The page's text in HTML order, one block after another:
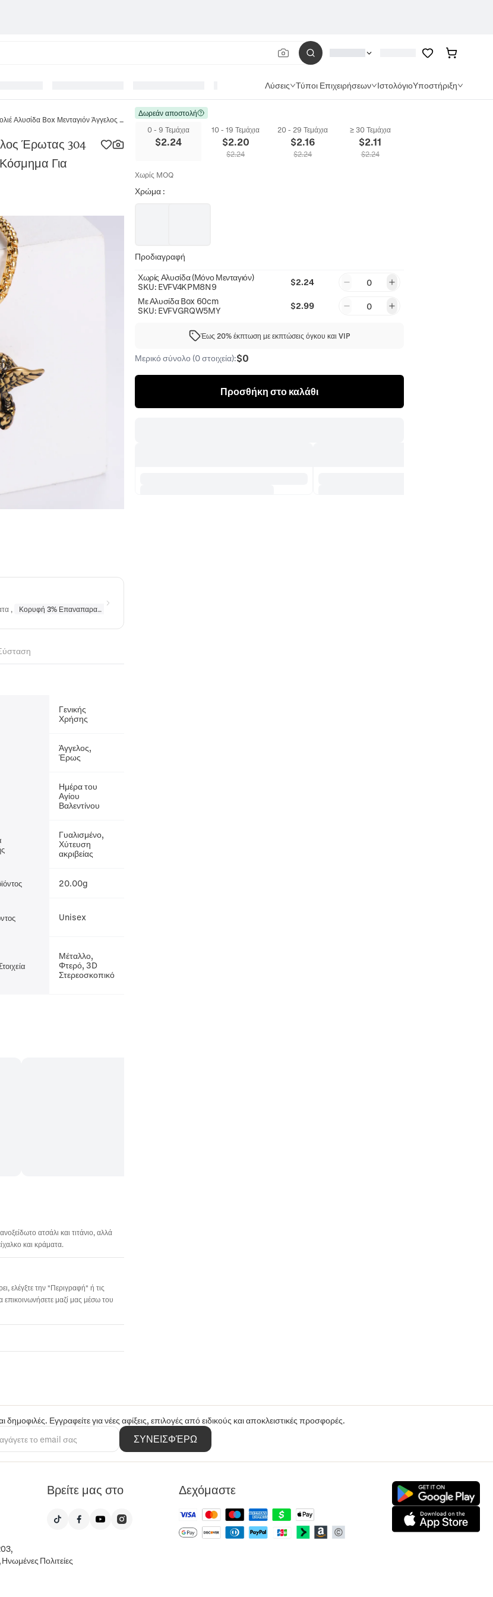
Λύσεις Τύποι Επιχειρήσεων ΙστολόγιοΥποστήριξη
Ρετρό Κολιέ Αλυσίδα Box Μενταγιόν Άγγελος Έρωτας 304 Ανοξείδωτο Ατσάλι Τρισδιάστατο Γλυπτό Κόσμημα Για Άνδρες Και Γυναίκες
Έρωτας 304
Για
, Κορυφή 3% Επαναπαραγγέλθηκε
Γενικής
Χρήσης
Άγγελος,
Έρως
Ημέρα του
Αγίου
Βαλεντίνου
Γυαλισμένο,
Χύτευση
ακριβείας
20.00g
Unisex
Μέταλλο,
Φτερό, 3D
Στερεοσκοπικό
ατσάλι και τιτάνιο, αλλά
και κράματα.
ελέγξτε την "Περιγραφή" ή τις
επικοινωνήσετε μαζί μας μέσω του
Δωρεάν αποστολή
0 - 9 Τεμάχια
$2.24
10 - 19 Τεμάχια
$2.20
$2.24
20 - 29 Τεμάχια
$2.16
$2.24
≥ 30 Τεμάχια
$2.11
$2.24
Χωρίς MOQ
Χρώμα:
Προδιαγραφή
Χωρίς Αλυσίδα (Μόνο Μενταγιόν)
SKU: EVFV4KPM8N9 $2.24
0
Με Αλυσίδα Box 60cm
SKU: EVFVGRQW5MY $2.99 0
Έως 20% έκπτωση με εκπτώσεις όγκου και VIP
Μερικό σύνολο (0 στοιχεία):$0
Προσθήκη στο καλάθι
δημοφιλές. Εγγραφείτε για νέες αφίξεις, επιλογές από ειδικούς και αποκλειστικές προσφορές.
ΣΥΝΕΙΣΦΈΡΩ
Πολιτείες
Βρείτε μας στο Δεχόμαστε